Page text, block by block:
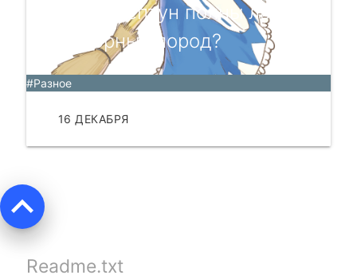
Уран и Нептун полны льда
или горных пород?
#Разное
16 ДЕКАБРЯ
keyboard_arrow_up
Readme.txt